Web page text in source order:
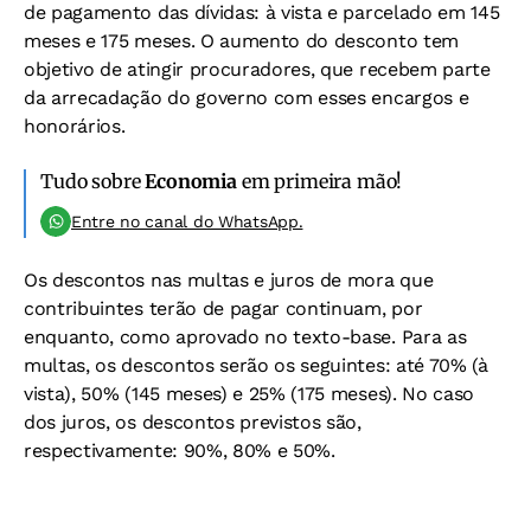
de pagamento das dívidas: à vista e parcelado em 145
meses e 175 meses. O aumento do desconto tem
objetivo de atingir procuradores, que recebem parte
da arrecadação do governo com esses encargos e
honorários.
Tudo sobreEconomiaem primeira mão!
Entre no canal do WhatsApp.
Os descontos nas multas e juros de mora que
contribuintes terão de pagar continuam, por
enquanto, como aprovado no texto-base. Para as
multas, os descontos serão os seguintes: até 70% (à
vista), 50% (145 meses) e 25% (175 meses). No caso
dos juros, os descontos previstos são,
respectivamente: 90%, 80% e 50%.